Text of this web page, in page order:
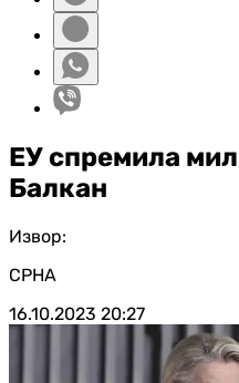
ЕУ спремила
Балкан
Извор:
СРНА
16.10.2023 20:27